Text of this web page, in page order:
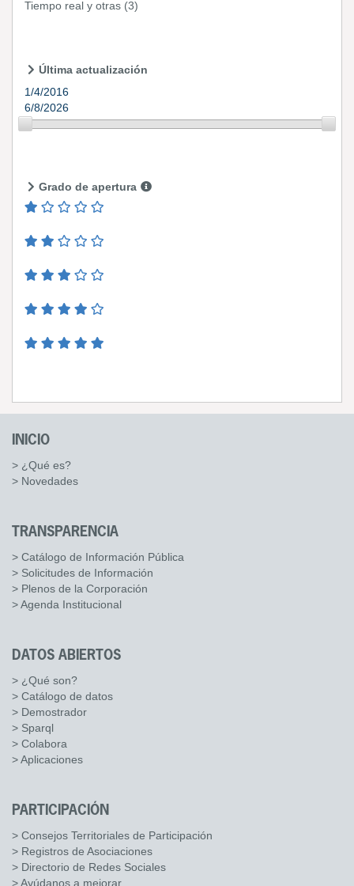
Tiempo real y otras (3)
Última actualización
1/4/2016
6/8/2026
Grado de apertura
INICIO
> ¿Qué es?
> Novedades
TRANSPARENCIA
> Catálogo de Información Pública
> Solicitudes de Información
> Plenos de la Corporación
> Agenda Institucional
DATOS ABIERTOS
> ¿Qué son?
> Catálogo de datos
> Demostrador
> Sparql
> Colabora
> Aplicaciones
PARTICIPACIÓN
> Consejos Territoriales de Participación
> Registros de Asociaciones
> Directorio de Redes Sociales
> Ayúdanos a mejorar